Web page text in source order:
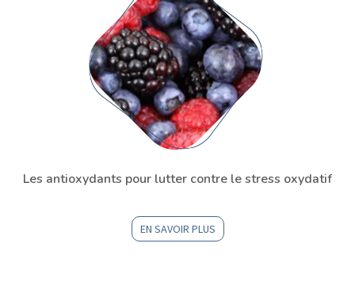
Les antioxydants pour lutter contre le stress oxydatif
EN SAVOIR PLUS